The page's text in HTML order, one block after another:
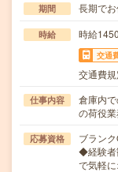
期間 長期で
時給 時給
交通
交通費
仕事内容
倉庫内
の荷役
応募資格
ブラン
◆経験者
で気軽